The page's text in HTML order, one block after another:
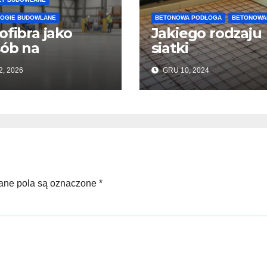
BUDOWLANE
jako
na
2026
BETONOWA PODŁOGA
Jakiego rodzaju
siatki
wzmacniającej
należy użyć do
wylewek
GRU 10, 2024
pola są oznaczone *